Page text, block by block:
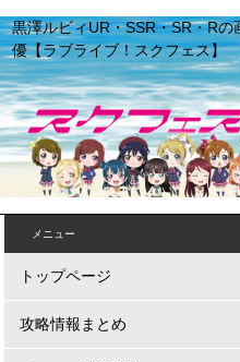
黒澤ルビィUR・SSR・SR・R
優【ラブライブ！スクフェス】
メニュー
トップページ
攻略情報まとめ